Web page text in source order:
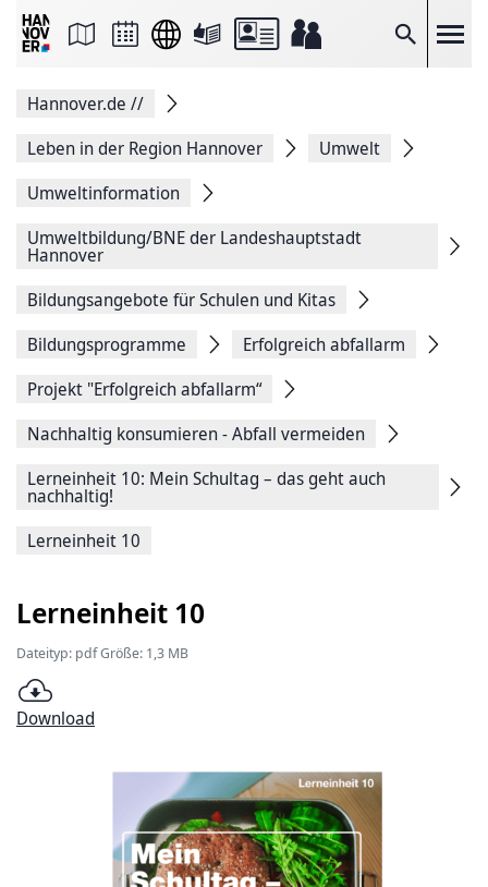
Suche
Seite
Facebook
teilen
Seitenlink
Seite
Drucken
Hannover.de //
Leben in der Region Hannover
Umwelt
Umweltinformation
Umweltbildung/BNE der Landeshauptstadt
Hannover
Bildungsangebote für Schulen und Kitas
Bildungsprogramme
Erfolgreich abfallarm
Projekt "Erfolgreich abfallarm“
Nachhaltig konsumieren - Abfall vermeiden
Lerneinheit 10: Mein Schultag – das geht auch
nachhaltig!
Lerneinheit 10
Lerneinheit 10
Dateityp: pdf Größe: 1,3 MB
Download